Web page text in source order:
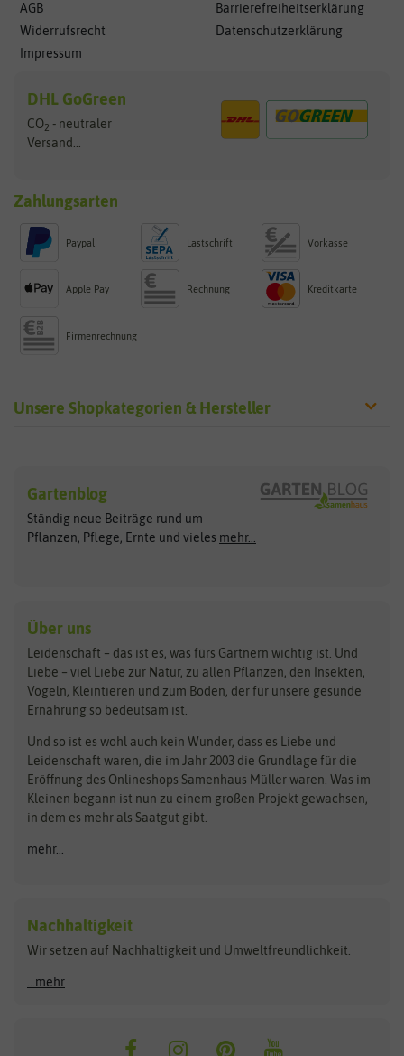
AGB
Widerrufsrecht
Impressum
Barrierefreiheitserklärung
Datenschutzerklärung
DHL GoGreen
CO2 - neutraler
Versand...
Zahlungsarten
Paypal Lastschrift Vorkasse
Apple Pay Rechnung Kreditkarte
Firmenrechnung
Unsere Shopkategorien & Hersteller
Exotische Samen
Gemüsesamen
Gründünger
Kräutersamen
Obstsamen
Pilzbrut
Rasensamen
Steckzwiebeln
Zimmer & Kübelpflanzen
Kataloge
Schnäppchen
Anzucht & Gartenzubehör
Anzuchtschalen
Heizmatte & Heizkabel
Kokos-Quelltabletten
Zimmergewächshaus
Arche Noah
ASB Greenworld
Benary
Bingenheimer Saatgut
Bionana
BIOWOL
Blumicorn
Bûten Birds
Carl Pabst
Clever Pots
COMPO
Dürr-Samen
Feldsaaten Freudenberger
Fertil
Flora Elite
Florissa
Flortis
Franchi Sementi
Hortitops
JUB Holland
Gartenblog
Ständig neue Beiträge rund um
Pflanzen, Pflege, Ernte und vieles mehr...
Über uns
Leidenschaft – das ist es, was fürs Gärtnern wichtig ist. Und
Liebe – viel Liebe zur Natur, zu allen Pflanzen, den Insekten,
Vögeln, Kleintieren und zum Boden, der für unsere gesunde
Ernährung so bedeutsam ist.
Und so ist es wohl auch kein Wunder, dass es Liebe und
Leidenschaft waren, die im Jahr 2003 die Grundlage für die
Eröffnung des Onlineshops Samenhaus Müller waren. Was im
Kleinen begann ist nun zu einem großen Projekt gewachsen,
in dem es mehr als Saatgut gibt.
mehr...
Nachhaltigkeit
Wir setzen auf Nachhaltigkeit und Umweltfreundlichkeit.
...mehr